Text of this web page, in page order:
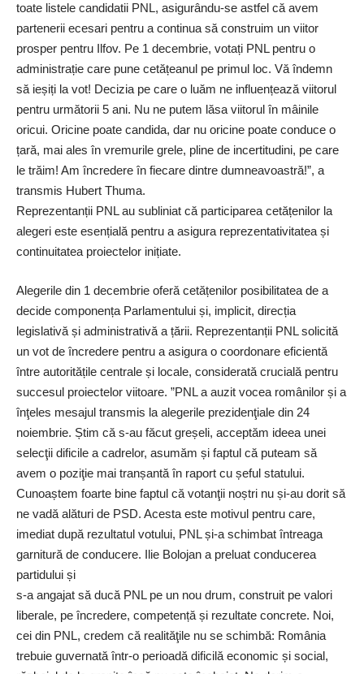
toate listele candidatii PNL, asigurându-se astfel că avem
partenerii ecesari pentru a continua să construim un viitor
prosper pentru Ilfov. Pe 1 decembrie, votați PNL pentru o
administrație care pune cetățeanul pe primul loc. Vă îndemn
să ieșiți la vot! Decizia pe care o luăm ne influențează viitorul
pentru următorii 5 ani. Nu ne putem lăsa viitorul în mâinile
oricui. Oricine poate candida, dar nu oricine poate conduce o
țară, mai ales în vremurile grele, pline de incertitudini, pe care
le trăim! Am încredere în fiecare dintre dumneavoastră!”, a
transmis Hubert Thuma.
Reprezentanții PNL au subliniat că participarea cetățenilor la
alegeri este esențială pentru a asigura reprezentativitatea și
continuitatea proiectelor inițiate.
Alegerile din 1 decembrie oferă cetățenilor posibilitatea de a
decide componența Parlamentului și, implicit, direcția
legislativă și administrativă a țării. Reprezentanții PNL solicită
un vot de încredere pentru a asigura o coordonare eficientă
între autoritățile centrale și locale, considerată crucială pentru
succesul proiectelor viitoare. ”PNL a auzit vocea românilor și a
înţeles mesajul transmis la alegerile prezidenţiale din 24
noiembrie. Știm că s-au făcut greșeli, acceptăm ideea unei
selecţii dificile a cadrelor, asumăm și faptul că puteam să
avem o poziţie mai tranșantă în raport cu șeful statului.
Cunoaștem foarte bine faptul că votanţii noștri nu și-au dorit să
ne vadă alături de PSD. Acesta este motivul pentru care,
imediat după rezultatul votului, PNL și-a schimbat întreaga
garnitură de conducere. Ilie Bolojan a preluat conducerea
partidului și
s-a angajat să ducă PNL pe un nou drum, construit pe valori
liberale, pe încredere, competență și rezultate concrete. Noi,
cei din PNL, credem că realităţile nu se schimbă: România
trebuie guvernată într-o perioadă dificilă economic și social,